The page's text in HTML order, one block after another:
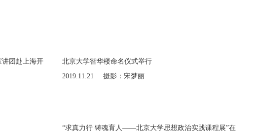
2019.11.21
摄影：宋梦丽